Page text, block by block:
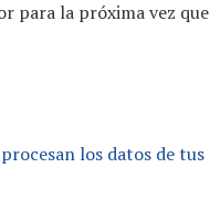
para la próxima vez que
los datos de tus